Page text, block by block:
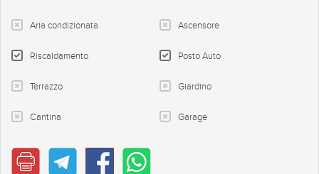
Aria condizionata Ascensore
Riscaldamento Posto Auto
Terrazzo Giardino
Cantina Garage